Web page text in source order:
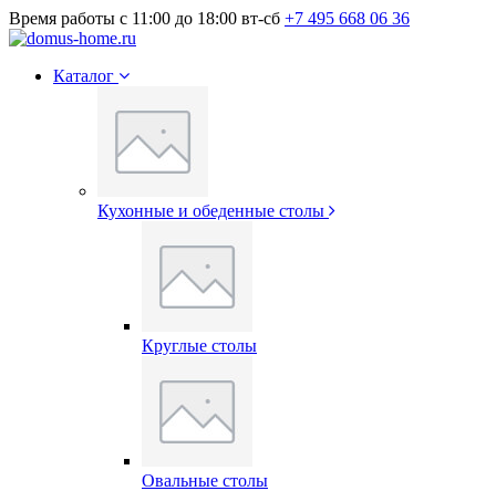
Время работы с 11:00 до 18:00 вт-сб +7 495 668 06 36
Каталог
Кухонные и обеденные столы
Круглые столы
Овальные столы